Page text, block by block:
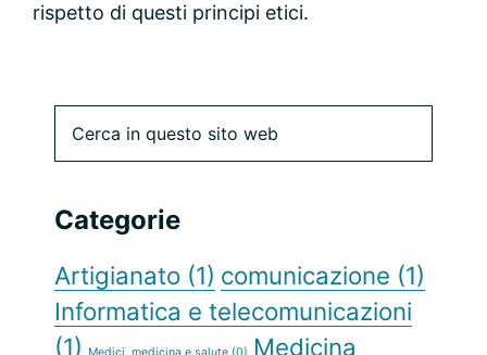
rispetto di questi principi etici.
Barra
laterale
primaria
web
Categorie
Artigianato (1) comunicazione (1)
Informatica e telecomunicazioni
(1)
Medicina